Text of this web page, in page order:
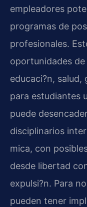
empleadores
programas de
profesionales.
oportunidades
educaci?n, salud,
para estudiantes
puede
disciplinarios
mica, con
desde libertad
expulsi?n. Para
pueden tener